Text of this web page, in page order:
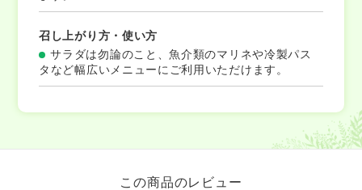
召し上がり方・使い方
サラダは勿論のこと、魚介類のマリネや冷製パス
タなど幅広いメニューにご利用いただけます。
この商品のレビュー